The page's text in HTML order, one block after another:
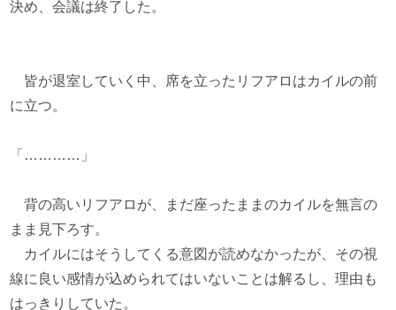
決め、会議は終了した。
皆が退室していく中、席を立ったリフアロはカイルの前
に立つ。
「…………」
背の高いリフアロが、まだ座ったままのカイルを無言の
まま見下ろす。
カイルにはそうしてくる意図が読めなかったが、その視
線に良い感情が込められてはいないことは解るし、理由も
はっきりしていた。